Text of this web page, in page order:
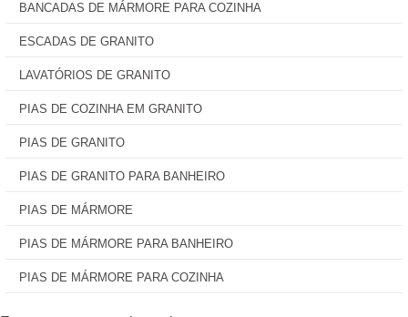
BANCADAS DE MÁRMORE PARA COZINHA
ESCADAS DE GRANITO
LAVATÓRIOS DE GRANITO
PIAS DE COZINHA EM GRANITO
PIAS DE GRANITO
PIAS DE GRANITO PARA BANHEIRO
PIAS DE MÁRMORE
PIAS DE MÁRMORE PARA BANHEIRO
PIAS DE MÁRMORE PARA COZINHA